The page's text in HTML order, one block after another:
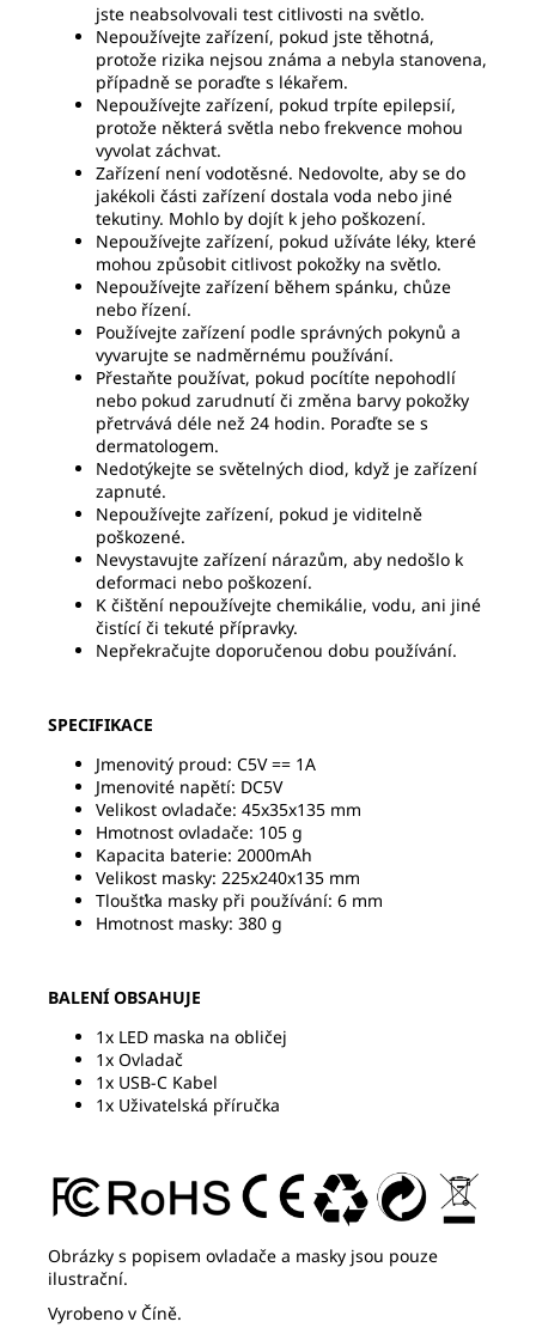
jste neabsolvovali test citlivosti na světlo.
Nepoužívejte zařízení, pokud jste těhotná,
protože rizika nejsou známa a nebyla stanovena,
případně se poraďte s lékařem.
Nepoužívejte zařízení, pokud trpíte epilepsií,
protože některá světla nebo frekvence mohou
vyvolat záchvat.
Zařízení není vodotěsné. Nedovolte, aby se do
jakékoli části zařízení dostala voda nebo jiné
tekutiny. Mohlo by dojít k jeho poškození.
Nepoužívejte zařízení, pokud užíváte léky, které
mohou způsobit citlivost pokožky na světlo.
Nepoužívejte zařízení během spánku, chůze
nebo řízení.
Používejte zařízení podle správných pokynů a
vyvarujte se nadměrnému používání.
Přestaňte používat, pokud pocítíte nepohodlí
nebo pokud zarudnutí či změna barvy pokožky
přetrvává déle než 24 hodin. Poraďte se s
dermatologem.
Nedotýkejte se světelných diod, když je zařízení
zapnuté.
Nepoužívejte zařízení, pokud je viditelně
poškozené.
Nevystavujte zařízení nárazům, aby nedošlo k
deformaci nebo poškození.
K čištění nepoužívejte chemikálie, vodu, ani jiné
čistící či tekuté přípravky.
Nepřekračujte doporučenou dobu používání.
SPECIFIKACE
Jmenovitý proud: C5V == 1A
Jmenovité napětí: DC5V
Velikost ovladače: 45x35x135 mm
Hmotnost ovladače: 105 g
Kapacita baterie: 2000mAh
Velikost masky: 225x240x135 mm
Tloušťka masky při používání: 6 mm
Hmotnost masky: 380 g
BALENÍ OBSAHUJE
1x LED maska na obličej
1x Ovladač
1x USB-C Kabel
1x Uživatelská příručka
Obrázky s popisem ovladače a masky jsou pouze
ilustrační.
Vyrobeno v Číně.